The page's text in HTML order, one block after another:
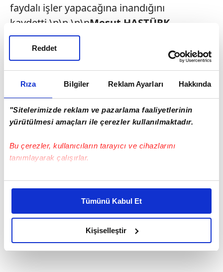
Rıza Bilgiler Reklam Ayarları Hakkında
"Sitelerimizde reklam ve pazarlama faaliyetlerinin
yürütülmesi amaçları ile çerezler kullanılmaktadır.
Bu çerezler, kullanıcıların tarayıcı ve cihazlarını
tanımlayarak çalışırlar.
Bu çerezlere izin vermeniz halinde sizlere özel
daha iyi reklam deneyimi yaşatabiliriz. Bunu yaparken
amacımızın size daha iyi bir reklam deneyimi sunmak
olduğunu ve sizlere en iyi içerikleri sunabilmek adına
elimizden gelen çabayı gösterdiğimizi ve bu noktada,
reklamların maliyetlerimizi karşılamak noktasında tek gelir
Tümünü Kabul Et
Kişiselleştir
Reddet
faydalı işler yapacağına inandığını
kaydetti.\n\n \n\nMesut HASTÜRK